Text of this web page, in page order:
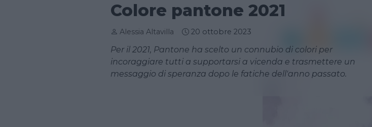
Colore pantone 2021
Alessia Altavilla 20 ottobre 2023
Per il 2021, Pantone ha scelto un connubio di colori per
incoraggiare tutti a supportarsi a vicenda e trasmettere un
messaggio di speranza dopo le fatiche dell'anno passato.